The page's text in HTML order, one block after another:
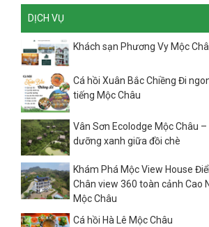
DỊCH VỤ
Khách sạn Phương Vy Mộc
Cá hồi Xuân Bắc Chiềng Đi
tiếng Mộc Châu
Vân Sơn Ecolodge Mộc Châu
dưỡng xanh giữa đồi chè
Khám Phá Mộc View House
Chân view 360 toàn cảnh Cao
Mộc Châu
Cá hồi Hà Lê Mộc Châu